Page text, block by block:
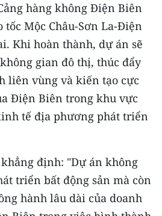
hàng không Điện Biên
tốc Mộc Châu-Sơn La-Điện
Khi hoàn thành, dự án sẽ
gian đô thị, thúc đẩy
liên vùng và kiến tạo cực
Điện Biên trong khu vực
tế địa phương phát triển
định: "Dự án không
triển bất động sản mà còn
hành lâu dài của doanh